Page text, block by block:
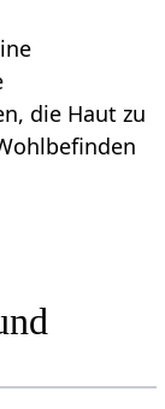
die Haut zu